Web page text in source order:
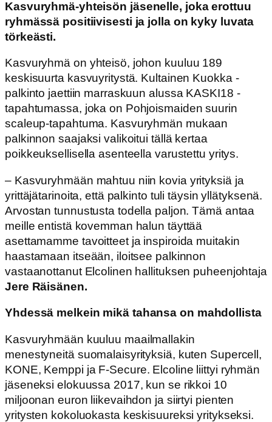
Kasvuryhmä-yhteisön jäsenelle, joka erottuu
ryhmässä positiivisesti ja jolla on kyky luvata
törkeästi.
Kasvuryhmä on yhteisö, johon kuuluu 189
keskisuurta kasvuyritystä. Kultainen Kuokka -
palkinto jaettiin marraskuun alussa KASKI18 -
tapahtumassa, joka on Pohjoismaiden suurin
scaleup-tapahtuma. Kasvuryhmän mukaan
palkinnon saajaksi valikoitui tällä kertaa
poikkeuksellisella asenteella varustettu yritys.
– Kasvuryhmään mahtuu niin kovia yrityksiä ja
yrittäjätarinoita, että palkinto tuli täysin yllätyksenä.
Arvostan tunnustusta todella paljon. Tämä antaa
meille entistä kovemman halun täyttää
asettamamme tavoitteet ja inspiroida muitakin
haastamaan itseään, iloitsee palkinnon
vastaanottanut Elcolinen hallituksen puheenjohtaja
Jere Räisänen.
Yhdessä melkein mikä tahansa on mahdollista
Kasvuryhmään kuuluu maailmallakin
menestyneitä suomalaisyrityksiä, kuten Supercell,
KONE, Kemppi ja F-Secure. Elcoline liittyi ryhmän
jäseneksi elokuussa 2017, kun se rikkoi 10
miljoonan euron liikevaihdon ja siirtyi pienten
yritysten kokoluokasta keskisuureksi yritykseksi.